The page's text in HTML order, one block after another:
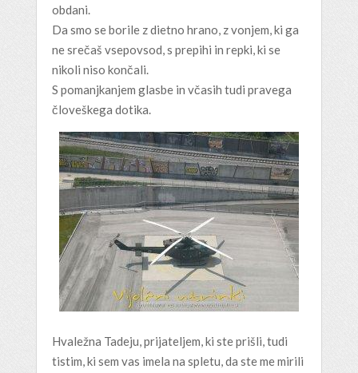
obdani.
Da smo se borile z dietno hrano, z vonjem, ki ga
ne srečaš vsepovsod, s prepihi in repki, ki se
nikoli niso končali.
S pomanjkanjem glasbe in včasih tudi pravega
človeškega dotika.
Hvaležna Tadeju, prijateljem, ki ste prišli, tudi
tistim, ki sem vas imela na spletu, da ste me mirili